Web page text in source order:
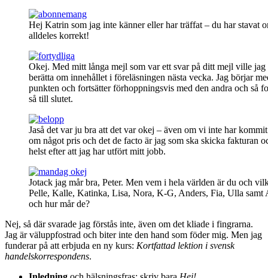
Hej Katrin som jag inte känner eller har träffat – du har stavat
alldeles korrekt!
Okej. Med mitt långa mejl som var ett svar på ditt mejl ville jag
berätta om innehållet i föreläsningen nästa vecka. Jag börjar
punkten och fortsätter förhoppningsvis med den andra och så
så till slutet.
Jaså det var ju bra att det var okej – även om vi inte har
om något pris och det de facto är jag som ska skicka fakturan
helst efter att jag har utfört mitt jobb.
Jotack jag mår bra, Peter. Men vem i hela världen är du och
Pelle, Kalle, Katinka, Lisa, Nora, K-G, Anders, Fia, Ulla samt
och hur mår de?
Nej, så där svarade jag förstås inte, även om det kliade i fingrarna.
Jag är väluppfostrad och biter inte den hand som föder mig. Men jag
funderar på att erbjuda en ny kurs: Kortfattad lektion i svensk
handelskorrespondens.